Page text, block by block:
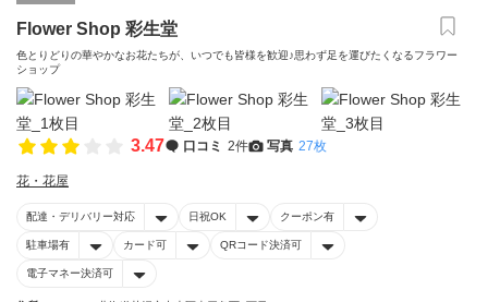
Flower Shop 彩生堂
色とりどりの華やかなお花たちが、いつでも皆様を歓迎♪思わず足を運びたくなるフラワー
ショップ
3.47 口コミ 2件 写真 27枚
花・花屋
配達・デリバリー対応 日祝OK クーポン有
駐車場有 カード可 QRコード決済可
電子マネー決済可